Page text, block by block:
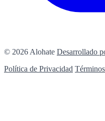
© 2026 Alohate Desarrollado
Política de Privacidad